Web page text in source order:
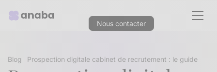
Nous contacter
Blog Prospection digitale cabinet de recrutement : le guide